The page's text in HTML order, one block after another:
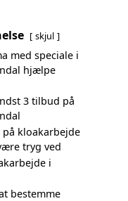
skjul
med speciale i
hjælpe
3 tilbud på
kloakarbejde
tryg ved
i
bestemme